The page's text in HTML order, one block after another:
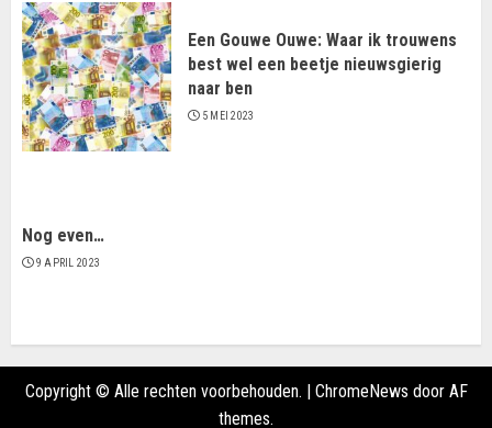
Een Gouwe Ouwe: Waar ik trouwens
best wel een beetje nieuwsgierig
naar ben
5 MEI 2023
Nog even…
9 APRIL 2023
Copyright © Alle rechten voorbehouden. | ChromeNews door AF
themes.